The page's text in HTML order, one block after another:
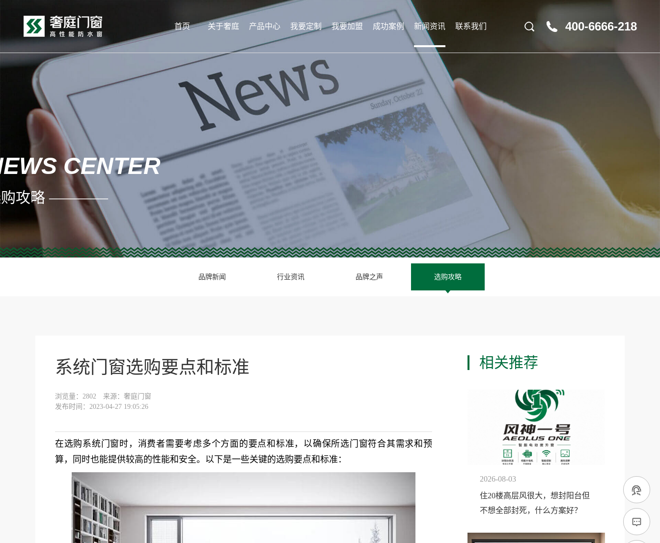
首页 关于奢庭 产品中心 我要定制 我要加盟 成功案例 新闻资讯 联系我们 400-6666-218
CENTER
购攻略 ————
品牌新闻 行业资讯 品牌之声 选购攻略
系统门窗选购要点和标准
浏览量： 2802
来源：奢庭门窗
发布时间：2023-04-27 19:05:26
在选购系统门窗时，消费者需要考虑多个方面的要点和标准，以确保所选门窗符合其需求和预
算，同时也能提供较高的性能和安全。 以下是一些关键的选购要点和标准：
相关推荐
2026-08-03
住20楼高层风很大，想封阳台但
不想全部封死，什么方案好？